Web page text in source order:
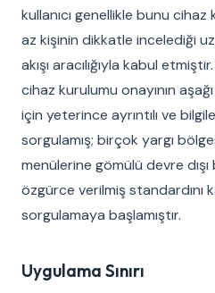
kullanıcı genellikle bunu
az kişinin dikkatle incelediği
akışı aracılığıyla kabul
cihaz kurulumu onayının
için yeterince ayrıntılı ve
sorgulamış; birçok yargı
menülerine gömülü devre
özgürce verilmiş standardını
sorgulamaya başlamıştır.
Uygulama Sınırı